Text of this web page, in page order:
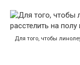
Для того, чтобы